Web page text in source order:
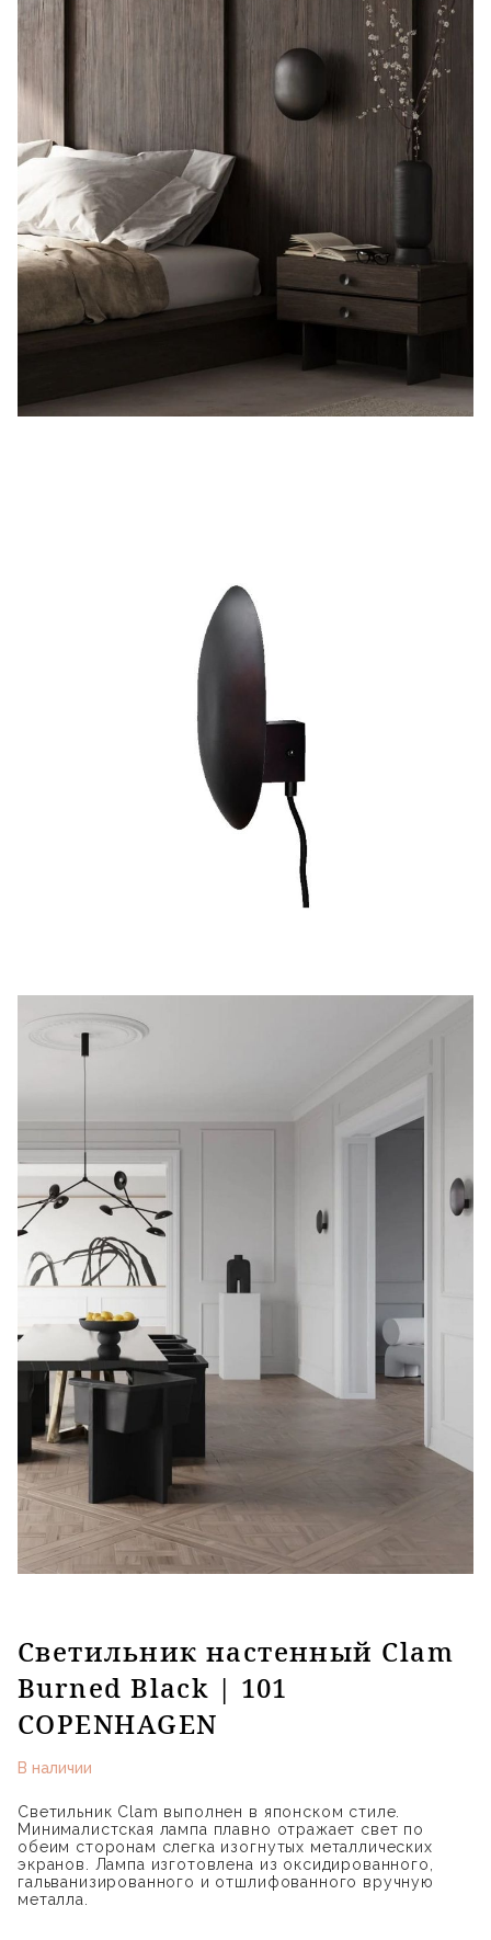
Светильник настенный Clam
Burned Black | 101
COPENHAGEN
В наличии
Светильник Clam выполнен в японском стиле.
Минималистская лампа плавно отражает свет по
обеим сторонам слегка изогнутых металлических
экранов. Лампа изготовлена из оксидированного,
гальванизированного и отшлифованного вручную
металла.